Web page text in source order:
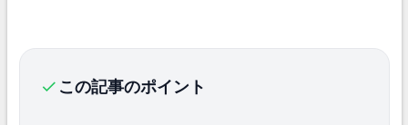
この記事のポイント